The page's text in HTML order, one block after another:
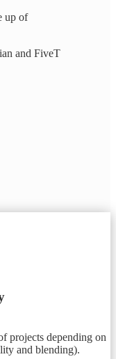
up of
and FiveT
projects depending on
and blending).